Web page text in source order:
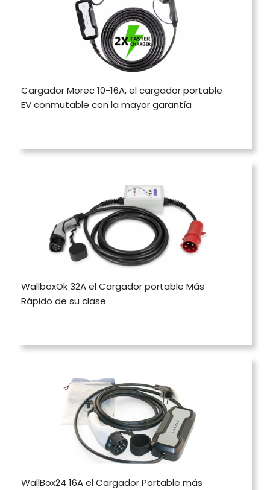
Cargador Morec 10-16A, el cargador portable
EV conmutable con la mayor garantía
WallboxOk 32A el Cargador portable Más
Rápido de su clase
WallBox24 16A el Cargador Portable más